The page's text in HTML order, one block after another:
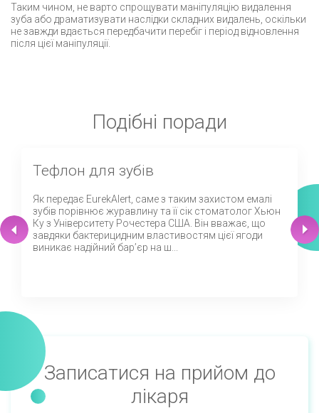
Таким чином, не варто спрощувати маніпуляцію видалення
зуба або драматизувати наслідки складних видалень, оскільки
не завжди вдається передбачити перебіг і період відновлення
після цієї маніпуляції.
Подібні поради
Тефлон для зубів
Як передає EurekAlert, саме з таким захистом емалі
зубів порівнює журавлину та її сік стоматолог Хьюн
Ку з Університету Рочестера США. Він вважає, що
завдяки бактерицидним властивостям цієї ягоди
виникає надійний бар’єр на ш...
Записатися на прийом до
лікаря